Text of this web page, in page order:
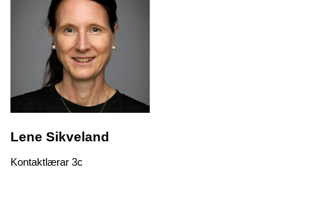
Lene Sikveland
Kontaktlærar 3c